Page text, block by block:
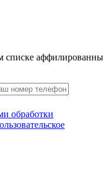
списке аффилированны
обработки